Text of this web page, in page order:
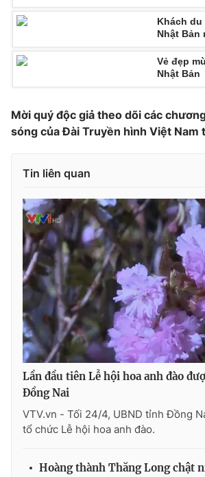
Học trực tuyến
Hitech Công nghệ tương lai
Sản phẩm
Tư vấn
Chuyên mục khác
Video Shorts
VTV Money VTV Thể
VTV Sức khoẻ Bất động
Thị trường 24h Tấm
VTV4
VTV9 VTV8
Liên hệ tòa soạn English
Khách
Nhật Bản
Vẻ đẹp
Nhật Bản
Mời quý độc giả theo dõi các
sóng của Đài Truyền hình Việt Nam
Tin liên quan
Lần đầu tiên Lễ hội hoa anh đào
Đồng Nai
VTV.vn - Tối 24/4, UBND tỉnh Đồng
tổ chức Lễ hội hoa anh đào.
Hoàng thành Thăng Long chật